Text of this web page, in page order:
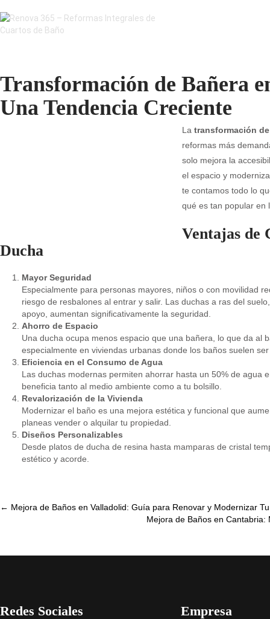
Transformación de Bañera
Una Tendencia Creciente
La transformación
reformas más
solo mejora la
el espacio y
te contamos todo lo
qué es tan popular en
Ventajas de
Ducha
Mayor Seguridad
Especialmente para personas mayores, niños o con movilidad
riesgo de resbalones al entrar y salir. Las duchas a ras del
apoyo, aumentan significativamente la seguridad.
Ahorro de Espacio
Una ducha ocupa menos espacio que una bañera, lo que da al
especialmente en viviendas urbanas donde los baños suelen
Eficiencia en el Consumo de Agua
Las duchas modernas permiten ahorrar hasta un 50% de agua
beneficia tanto al medio ambiente como a tu bolsillo.
Revalorización de la Vivienda
Modernizar el baño es una mejora estética y funcional que
planeas vender o alquilar tu propiedad.
Diseños Personalizables
Desde platos de ducha de resina hasta mamparas de cristal
estético y acorde.
Post
← Mejora de Baños en Valladolid: Guía para Renovar y Modernizar
Mejora de Baños en
Redes Sociales Empresa